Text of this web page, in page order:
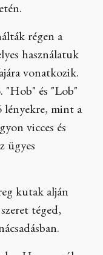
régen a
használatuk
vonatkozik.
"Hob" és "Lob"
lényekre, mint a
vicces és
ügyes
kutak alján
téged,